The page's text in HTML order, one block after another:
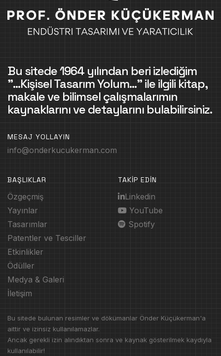
Bu sitede 1964 yılından beri izlediğim
"...Kişisel Tasarım Yolum..." ile ilgili kitap,
makale ve bilimsel çalışmalarımın
kaynaklarını ve detaylarını bulabilirsiniz.
MESAJ YOLLAYIN
info@onderkucukerman.com
BAŞLIKLAR
Özgeçmiş
Yayınlar
Tasarımlar
Patentler ve Tesciller
Etkinlikler
Ödüller
Medya & Galeri
İletişim
TAKİP EDİN
Linkedin
YouTube
Spotify
Bu sitede bulunan resimler ve dökümanlar Önder Küçükerman'a
aittir ve izinsiz kullanılamazlar.
Ancak gerekli izin alındıktan sonra ve kaynak gösterilmek kaydıyla
kullanılabilir!